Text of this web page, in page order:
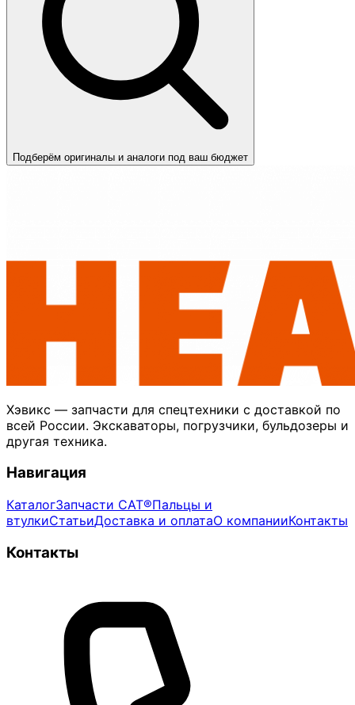
Подберём оригиналы и аналоги под ваш бюджет
Хэвикс — запчасти для спецтехники с доставкой по
всей России. Экскаваторы, погрузчики, бульдозеры и
другая техника.
Навигация
КаталогЗапчасти CAT®Пальцы и
втулкиСтатьиДоставка и оплатаО компанииКонтакты
Контакты